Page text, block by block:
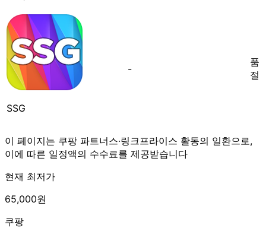
SSG
-
품
절
이 페이지는 쿠팡 파트너스·링크프라이스 활동의 일환으로,
이에 따른 일정액의 수수료를 제공받습니다
현재 최저가
65,000원
쿠팡